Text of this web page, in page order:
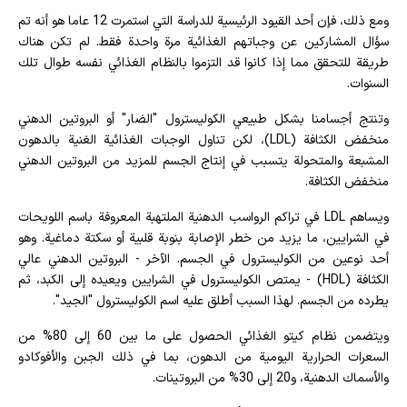
ومع ذلك، فإن أحد القيود الرئيسية للدراسة التي استمرت 12 عاما هو أنه تم
سؤال المشاركين عن وجباتهم الغذائية مرة واحدة فقط. لم تكن هناك
طريقة للتحقق مما إذا كانوا قد التزموا بالنظام الغذائي نفسه طوال تلك
السنوات.
وتنتج أجسامنا بشكل طبيعي الكوليسترول "الضار" أو البروتين الدهني
منخفض الكثافة (LDL)، لكن تناول الوجبات الغذائية الغنية بالدهون
المشبعة والمتحولة يتسبب في إنتاج الجسم للمزيد من البروتين الدهني
منخفض الكثافة.
ويساهم LDL في تراكم الرواسب الدهنية الملتهبة المعروفة باسم اللويحات
في الشرايين، ما يزيد من خطر الإصابة بنوبة قلبية أو سكتة دماغية. وهو
أحد نوعين من الكوليسترول في الجسم. الآخر - البروتين الدهني عالي
الكثافة (HDL) - يمتص الكوليسترول في الشرايين ويعيده إلى الكبد، ثم
يطرده من الجسم. لهذا السبب أطلق عليه اسم الكوليسترول "الجيد".
ويتضمن نظام كيتو الغذائي الحصول على ما بين 60 إلى 80% من
السعرات الحرارية اليومية من الدهون، بما في ذلك الجبن والأفوكادو
والأسماك الدهنية، و20 إلى 30% من البروتينات.